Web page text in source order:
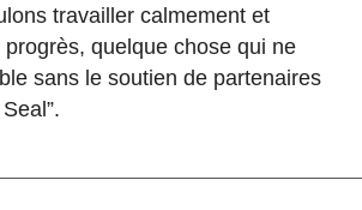
travailler calmement et
quelque chose qui ne
sans le soutien de partenaires